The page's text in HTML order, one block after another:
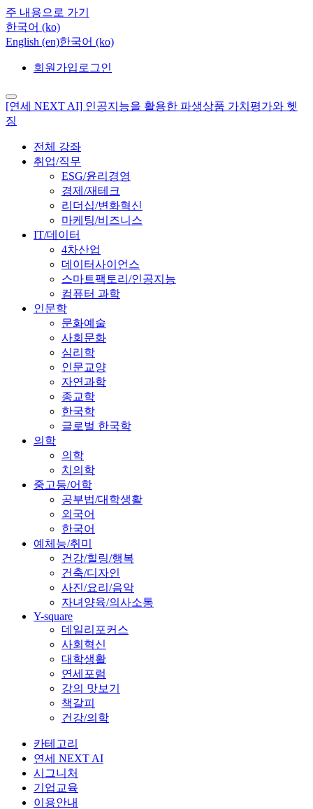
주 내용으로 가기
한국어 ‎(ko)‎
English ‎(en)‎한국어 ‎(ko)‎
회원가입 로그인
[연세 NEXT AI] 인공지능을 활용한 파생상품 가치평가와 헷
징
전체 강좌
취업/직무
ESG/윤리경영
경제/재테크
리더십/변화혁신
마케팅/비즈니스
IT/데이터
4차산업
데이터사이언스
스마트팩토리/인공지능
컴퓨터 과학
인문학
문화예술
사회문화
심리학
인문교양
자연과학
종교학
한국학
글로벌 한국학
의학
의학
치의학
중고등/어학
공부법/대학생활
외국어
한국어
예체능/취미
건강/힐링/행복
건축/디자인
사진/요리/음악
자녀양육/의사소통
Y-square
데일리포커스
사회혁신
대학생활
연세포럼
강의 맛보기
책갈피
건강/의학
카테고리
연세 NEXT AI
시그니처
기업교육
이용안내